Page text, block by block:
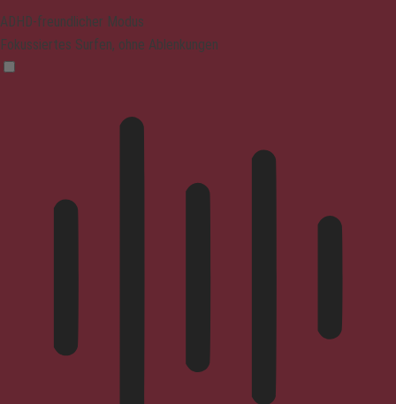
ADHD-freundlicher Modus
Fokussiertes Surfen, ohne Ablenkungen